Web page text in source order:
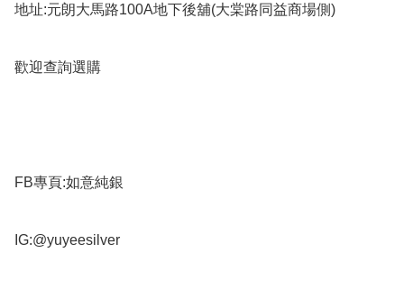
地址:元朗大馬路100A地下後舖(大棠路同益商場側)
歡迎查詢選購
FB專頁:如意純銀
IG:@yuyeesilver